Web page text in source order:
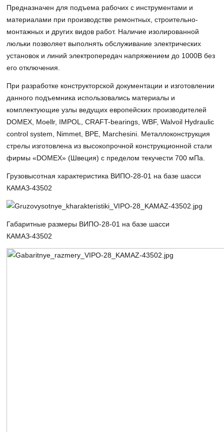
Предназначен для подъема рабочих с инструментами и
материалами при производстве ремонтных, строительно-
монтажных и других видов работ. Наличие изолированной
люльки позволяет выполнять обслуживание электрических
установок и линий электропередач напряжением до 1000В без
его отключения.
При разработке конструкторской документации и изготовлении
данного подъемника использовались материалы и
комплектующие узлы ведущих европейских производителей
DOMEX, Moellr, IMPOL, CRAFT-bearings, WBF, Walvoil Hydraulic
control system, Nimmet, BPE, Marchesini. Металлоконструкция
стрелы изготовлена из высокопрочной конструкционной стали
фирмы «DOMEX» (Швеция) с пределом текучести 700 мПа.
Грузовысотная характеристика ВИПО-28-01 на базе шасси
КАМАЗ-43502
Габаритные размеры ВИПО-28-01 на базе шасси
КАМАЗ-43502